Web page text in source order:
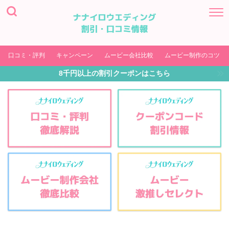
口コミ・評判 キャンペーン ムービー会社比較 ムービー制作のコツ
8千円以上の割引クーポンはこちら